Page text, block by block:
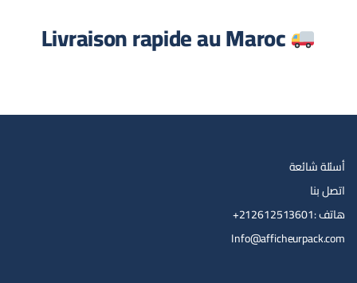
أسئلة شائعة
اتصل بنا
هاتف :212612513601+
Info@afficheurpack.com